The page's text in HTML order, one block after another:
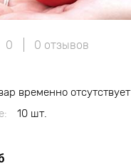
0 0 отзывов
временно отсутствует
10 шт.